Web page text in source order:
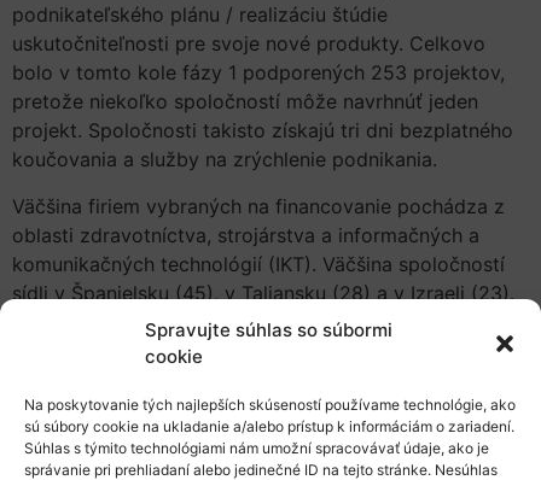
Spravujte súhlas so súbormi
cookie
Na poskytovanie tých najlepších skúseností používame technológie, ako
sú súbory cookie na ukladanie a/alebo prístup k informáciám o zariadení.
Súhlas s týmito technológiami nám umožní spracovávať údaje, ako je
správanie pri prehliadaní alebo jedinečné ID na tejto stránke. Nesúhlas
podnikateľského plánu / realizáciu štúdie
uskutočniteľnosti pre svoje nové produkty. Celkovo
bolo v tomto kole fázy 1 podporených 253 projektov,
pretože niekoľko spoločností môže navrhnúť jeden
projekt. Spoločnosti takisto získajú tri dni bezplatného
koučovania a služby na zrýchlenie podnikania.
Väčšina firiem vybraných na financovanie pochádza z
oblasti zdravotníctva, strojárstva a informačných a
komunikačných technológií (IKT). Väčšina spoločností
sídli v Španielsku (45), v Taliansku (28) a v Izraeli (23).
Z 13 formálne správne doručených slovenských návrhov
Velaworks
Process for the reuse of fly ash derived from waste
thermal treatments as substitution of critical and toxic
flame retardants in the plastic manufacturing„.